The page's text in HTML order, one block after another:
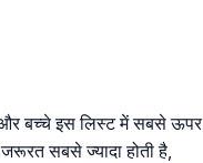
और बच्चे इस लिस्ट में सबसे ऊपर
सबसे ज्यादा होती है,